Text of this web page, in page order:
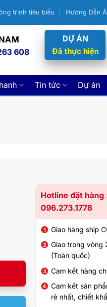
trình tiêu biểu Hướng Dẫn
608
DỰ ÁN
Đã thực hiện
Tin tức Dự án
Hotline đặt hàng
096.273.1778
Giao hàng ship
Giao trong vòng
(Toàn quốc)
Cam kết hàng
Cam kết sản
rẻ nhất, chiết